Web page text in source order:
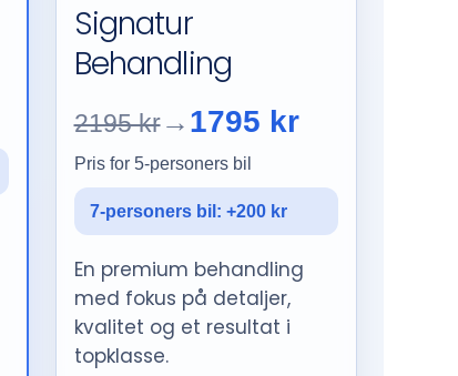
Signatur
Behandling
2195 kr→ 1795 kr
Pris for 5-personers bil
7-personers bil: +200 kr
En premium behandling
med fokus på detaljer,
kvalitet og et resultat i
topklasse.